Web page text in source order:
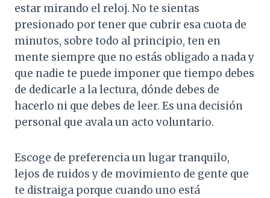
estar mirando el reloj. No te sientas
presionado por tener que cubrir esa cuota de
minutos, sobre todo al principio, ten en
mente siempre que no estás obligado a nada y
que nadie te puede imponer que tiempo debes
de dedicarle a la lectura, dónde debes de
hacerlo ni que debes de leer. Es una decisión
personal que avala un acto voluntario.
Escoge de preferencia un lugar tranquilo,
lejos de ruidos y de movimiento de gente que
te distraiga porque cuando uno está